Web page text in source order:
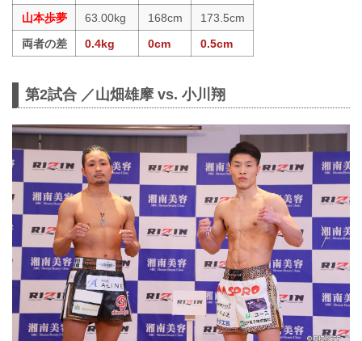
山本歩夢
63.00kg 168cm
173.5cm
両者の差
0.4kg 0cm 0.5cm
第2試合 ／山畑雄摩 vs. 小川翔